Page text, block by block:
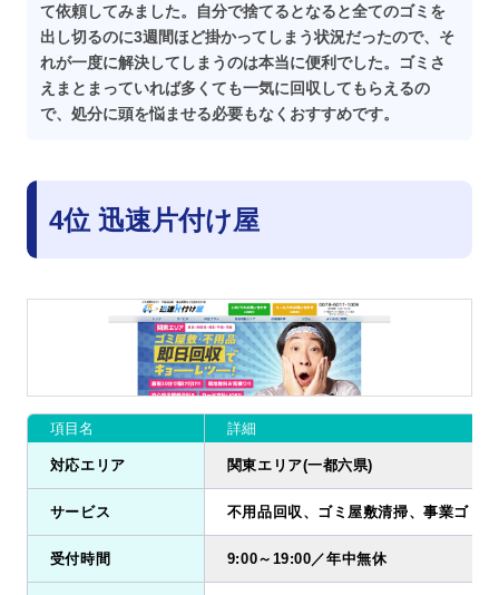
て依頼してみました。自分で捨てるとなると全てのゴミを
出し切るのに3週間ほど掛かってしまう状況だったので、そ
れが一度に解決してしまうのは本当に便利でした。ゴミさ
えまとまっていれば多くても一気に回収してもらえるの
で、処分に頭を悩ませる必要もなくおすすめです。
4位 迅速片付け屋
項目名 詳細
対応エリア 関東エリア(一都六県)
サービス 不用品回収、ゴミ屋敷清掃、事業ゴミ
受付時間 9:00～19:00／年中無休